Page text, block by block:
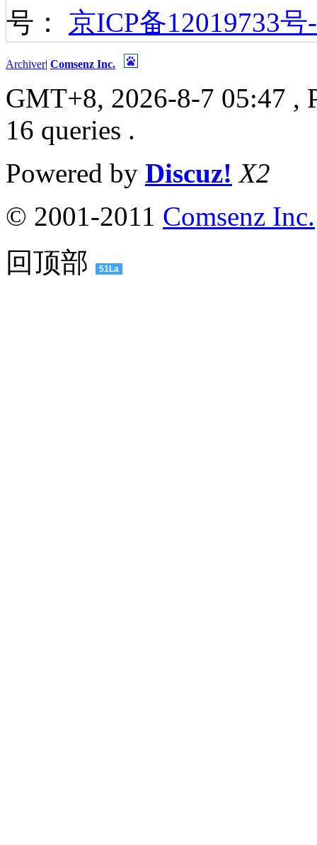
号： 京ICP备12019733号
Archiver| Comsenz Inc.
GMT+8, 2026-8-7 05:47 ,
16 queries .
Powered by Discuz! X2
© 2001-2011 Comsenz Inc.
回顶部
51La